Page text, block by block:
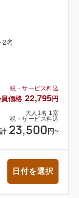
税・サービス料込
価格 22,795円
大人 1名 1室
税・サービス料込
23,500 円~
名
日付を選択